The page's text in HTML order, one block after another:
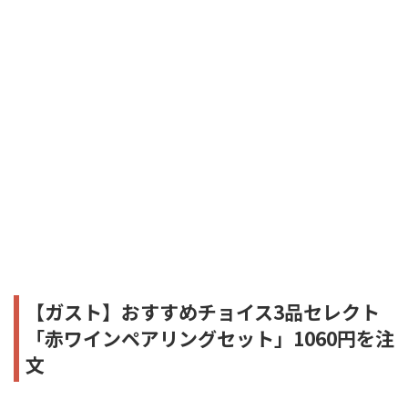
【ガスト】おすすめチョイス3品セレクト
「赤ワインペアリングセット」1060円を注
文